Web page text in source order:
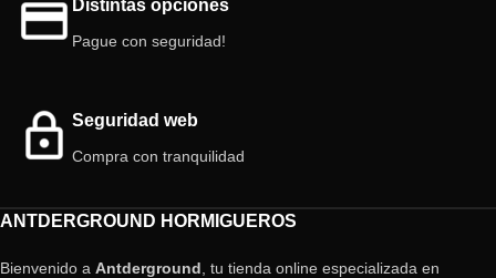
Distintas opciones
Pague con seguridad!
Seguridad web
Compra con tranquilidad
ANTDERGROUND HORMIGUEROS
Bienvenido a Antderground , tu tienda online especializada en